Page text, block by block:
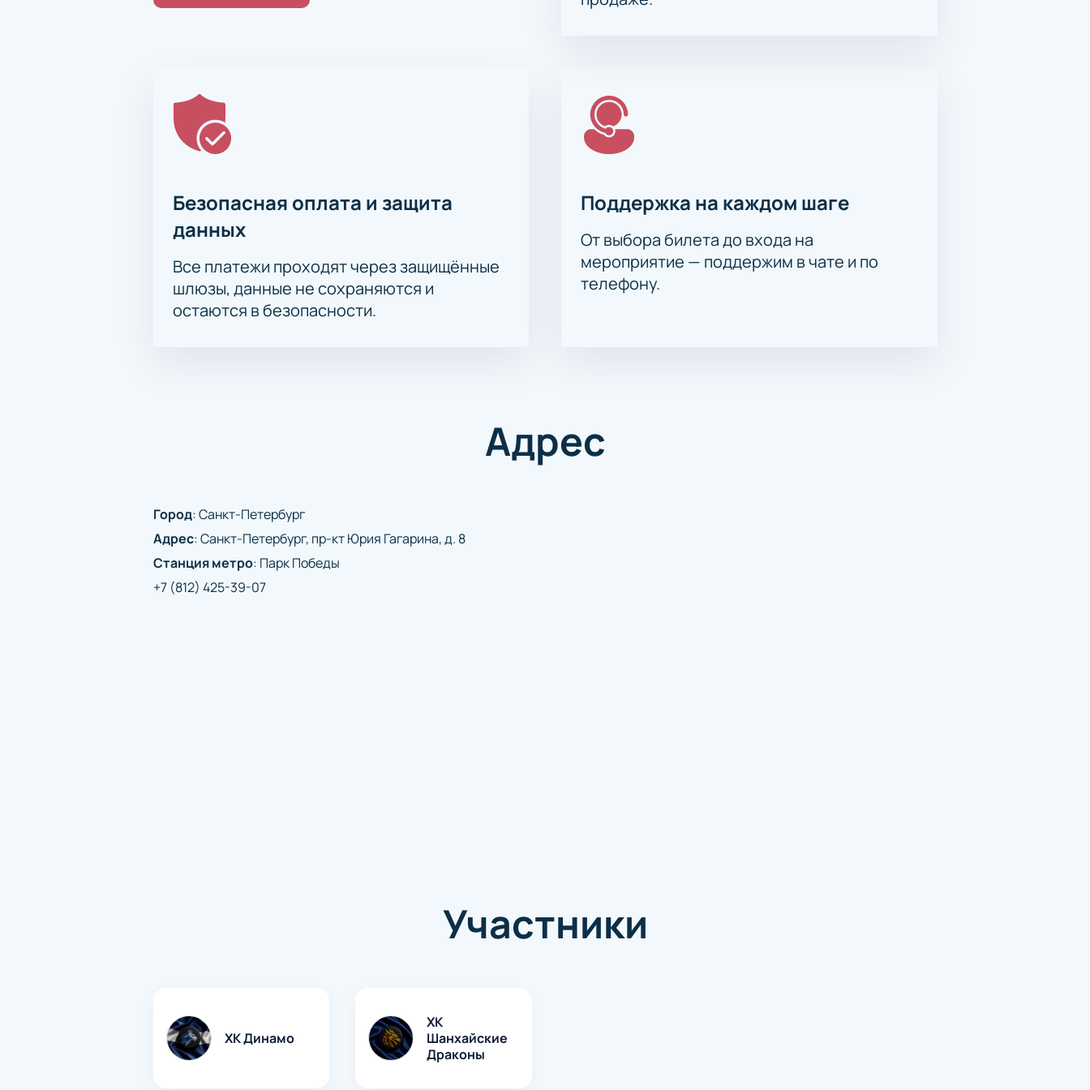
Цена билетов зависит от выбранной категории мест.
Купить билеты на матч Шанхайские драконы - Динамо М, Континентальная хоккейная лига
оформите заказ онлайн и получите электронные пропуска сразу после оплаты. Узнайте стоимость билета при выборе сектора на
схеме зала. Присоединяйтесь к болельщикам — вас ждут яркие впечатления от настоящего хоккея!
Безопасная оплата и защита
данных
Все платежи проходят через защищённые
шлюзы, данные не сохраняются и
остаются в безопасности.
Поддержка на каждом шаге
От выбора билета до входа на
мероприятие — поддержим в чате и по
телефону.
Адрес
Город:Санкт-Петербург
Адрес:Санкт-Петербург, пр-кт Юрия Гагарина, д. 8
Станция метро: Парк Победы
+7 (812) 425-39-07
Участники
ХК Динамо
ХК
Шанхайские
Драконы